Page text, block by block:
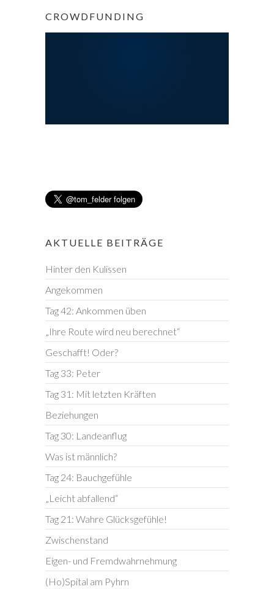
CROWDFUNDING
AKTUELLE BEITRÄGE
Hinter den Kulissen
Angekommen
Tag 42: Ankommen üben
„Ihre Route wird neu berechnet“
Geschafft! Oder?
Tag 33: Peter
Tag 31: Mit letzten Kräften
Beziehungen
Tag 30: Landeanflug
Was ist männlich?
Tag 24: Bauchgefühle
„Leicht abfallend“
Tag 21: Wahre Glücksgefühle!
Zwischenstand
Eigen- und Fremdwahrnehmung
(Ho)Spital am Pyhrn